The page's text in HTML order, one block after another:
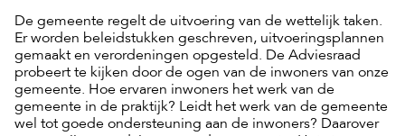
De gemeente regelt de uitvoering van de wettelijk taken.
Er worden beleidstukken geschreven, uitvoeringsplannen
gemaakt en verordeningen opgesteld. De Adviesraad
probeert te kijken door de ogen van de inwoners van onze
gemeente. Hoe ervaren inwoners het werk van de
gemeente in de praktijk? Leidt het werk van de gemeente
wel tot goede ondersteuning aan de inwoners? Daarover